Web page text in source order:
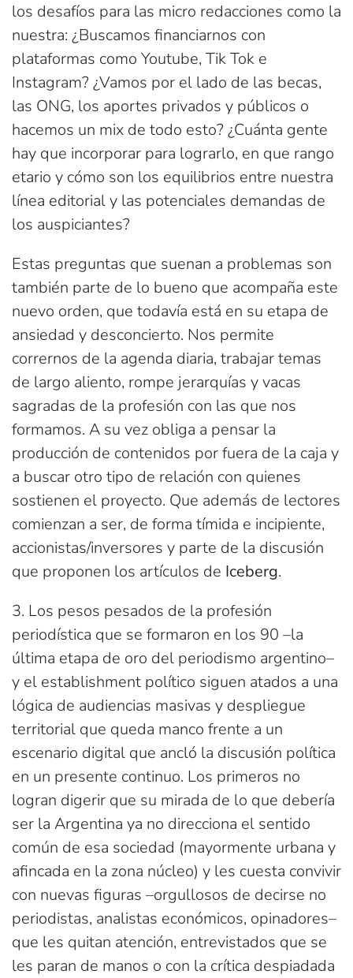
los desafíos para las micro redacciones como la
nuestra: ¿Buscamos financiarnos con
plataformas como Youtube, Tik Tok e
Instagram? ¿Vamos por el lado de las becas,
las ONG, los aportes privados y públicos o
hacemos un mix de todo esto? ¿Cuánta gente
hay que incorporar para lograrlo, en que rango
etario y cómo son los equilibrios entre nuestra
línea editorial y las potenciales demandas de
los auspiciantes?
Estas preguntas que suenan a problemas son
también parte de lo bueno que acompaña este
nuevo orden, que todavía está en su etapa de
ansiedad y desconcierto. Nos permite
corrernos de la agenda diaria, trabajar temas
de largo aliento, rompe jerarquías y vacas
sagradas de la profesión con las que nos
formamos. A su vez obliga a pensar la
producción de contenidos por fuera de la caja y
a buscar otro tipo de relación con quienes
sostienen el proyecto. Que además de lectores
comienzan a ser, de forma tímida e incipiente,
accionistas/inversores y parte de la discusión
que proponen los artículos de Iceberg.
3. Los pesos pesados de la profesión
periodística que se formaron en los 90 –la
última etapa de oro del periodismo argentino–
y el establishment político siguen atados a una
lógica de audiencias masivas y despliegue
territorial que queda manco frente a un
escenario digital que ancló la discusión política
en un presente continuo. Los primeros no
logran digerir que su mirada de lo que debería
ser la Argentina ya no direcciona el sentido
común de esa sociedad (mayormente urbana y
afincada en la zona núcleo) y les cuesta convivir
con nuevas figuras –orgullosos de decirse no
periodistas, analistas económicos, opinadores–
que les quitan atención, entrevistados que se
les paran de manos o con la crítica despiadada